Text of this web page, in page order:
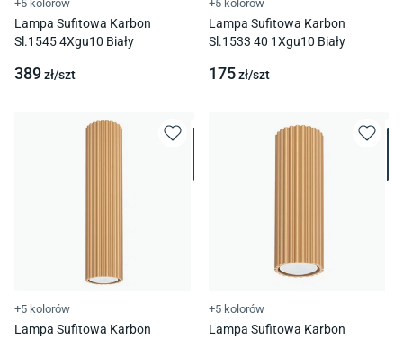
+5 kolorów
Lampa Sufitowa Karbon
Sl.1545 4Xgu10 Biały
389zł/szt
+5 kolorów
Lampa Sufitowa Karbon
Sl.1533 40 1Xgu10 Biały
175zł/szt
+5 kolorów
Lampa Sufitowa Karbon
+5 kolorów
Lampa Sufitowa Karbon